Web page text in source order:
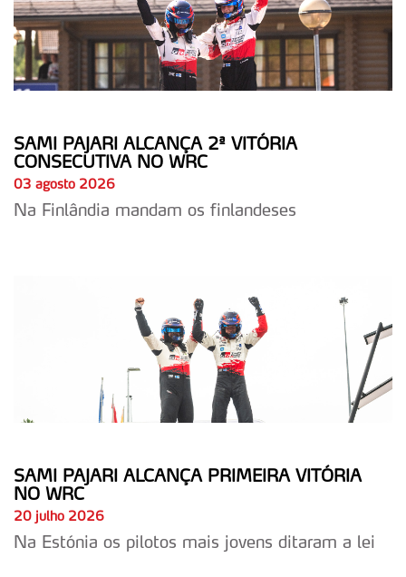
SAMI PAJARI ALCANÇA 2ª VITÓRIA
CONSECUTIVA NO WRC
03 agosto 2026
Na Finlândia mandam os finlandeses
SAMI PAJARI ALCANÇA PRIMEIRA VITÓRIA
NO WRC
20 julho 2026
Na Estónia os pilotos mais jovens ditaram a lei